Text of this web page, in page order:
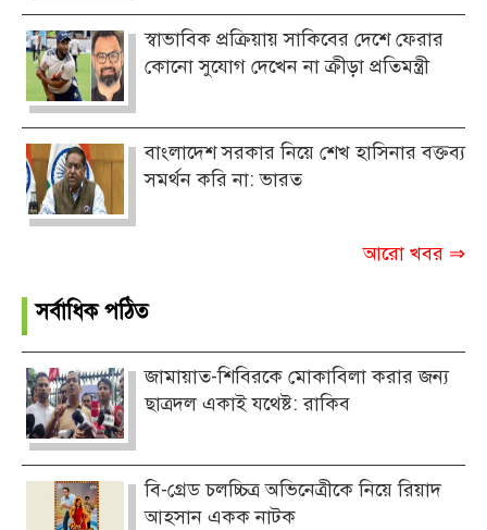
স্বাভাবিক প্রক্রিয়ায় সাকিবের দেশে ফেরার
কোনো সুযোগ দেখেন না ক্রীড়া প্রতিমন্ত্রী
বাংলাদেশ সরকার নিয়ে শেখ হাসিনার বক্তব্য
সমর্থন করি না: ভারত
আরো খবর ⇒
সর্বাধিক পঠিত
জামায়াত-শিবিরকে মোকাবিলা করার জন্য
ছাত্রদল একাই যথেষ্ট: রাকিব
বি-গ্রেড চলচ্চিত্র অভিনেত্রীকে নিয়ে রিয়াদ
আহসান একক নাটক